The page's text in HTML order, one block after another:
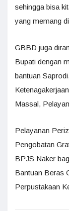
sehingga bisa
yang memang
GBBD juga
Bupati dengan
bantuan
Massal,
Pelayanan
Pengobatan
BPJS Naker
Bantuan Beras
Perpustakaan